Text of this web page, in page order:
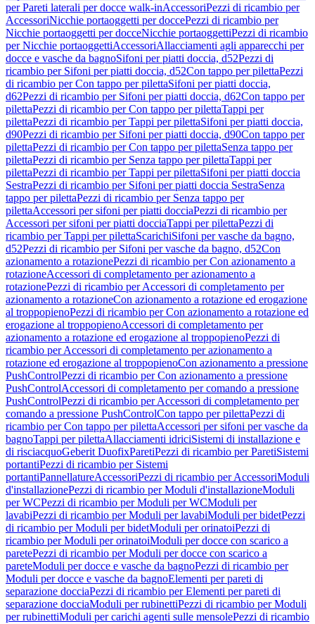
per Pareti laterali per docce walk-inAccessoriPezzi di ricambio per
AccessoriNicchie portaoggetti per doccePezzi di ricambio per
Nicchie portaoggetti per docceNicchie portaoggettiPezzi di ricambio
per Nicchie portaoggettiAccessoriAllacciamenti agli apparecchi per
docce e vasche da bagnoSifoni per piatti doccia, d52Pezzi di
ricambio per Sifoni per piatti doccia, d52Con tappo per pilettaPezzi
di ricambio per Con tappo per pilettaSifoni per piatti doccia,
d62Pezzi di ricambio per Sifoni per piatti doccia, d62Con tappo per
pilettaPezzi di ricambio per Con tappo per pilettaTappi per
pilettaPezzi di ricambio per Tappi per pilettaSifoni per piatti doccia,
d90Pezzi di ricambio per Sifoni per piatti doccia, d90Con tappo per
pilettaPezzi di ricambio per Con tappo per pilettaSenza tappo per
pilettaPezzi di ricambio per Senza tappo per pilettaTappi per
pilettaPezzi di ricambio per Tappi per pilettaSifoni per piatti doccia
SestraPezzi di ricambio per Sifoni per piatti doccia SestraSenza
tappo per pilettaPezzi di ricambio per Senza tappo per
pilettaAccessori per sifoni per piatti docciaPezzi di ricambio per
Accessori per sifoni per piatti docciaTappi per pilettaPezzi di
ricambio per Tappi per pilettaScarichiSifoni per vasche da bagno,
d52Pezzi di ricambio per Sifoni per vasche da bagno, d52Con
azionamento a rotazionePezzi di ricambio per Con azionamento a
rotazioneAccessori di completamento per azionamento a
rotazionePezzi di ricambio per Accessori di completamento per
azionamento a rotazioneCon azionamento a rotazione ed erogazione
al troppopienoPezzi di ricambio per Con azionamento a rotazione ed
erogazione al troppopienoAccessori di completamento per
azionamento a rotazione ed erogazione al troppopienoPezzi di
ricambio per Accessori di completamento per azionamento a
rotazione ed erogazione al troppopienoCon azionamento a pressione
PushControlPezzi di ricambio per Con azionamento a pressione
PushControlAccessori di completamento per comando a pressione
PushControlPezzi di ricambio per Accessori di completamento per
comando a pressione PushControlCon tappo per pilettaPezzi di
ricambio per Con tappo per pilettaAccessori per sifoni per vasche da
bagnoTappi per pilettaAllacciamenti idriciSistemi di installazione e
di risciacquoGeberit DuofixParetiPezzi di ricambio per ParetiSistemi
portantiPezzi di ricambio per Sistemi
portantiPannellatureAccessoriPezzi di ricambio per AccessoriModuli
d'installazionePezzi di ricambio per Moduli d'installazioneModuli
per WCPezzi di ricambio per Moduli per WCModuli per
lavabiPezzi di ricambio per Moduli per lavabiModuli per bidetPezzi
di ricambio per Moduli per bidetModuli per orinatoiPezzi di
ricambio per Moduli per orinatoiModuli per docce con scarico a
paretePezzi di ricambio per Moduli per docce con scarico a
pareteModuli per docce e vasche da bagnoPezzi di ricambio per
Moduli per docce e vasche da bagnoElementi per pareti di
separazione docciaPezzi di ricambio per Elementi per pareti di
separazione docciaModuli per rubinettiPezzi di ricambio per Moduli
per rubinettiModuli per carichi agenti sulle mensolePezzi di ricambio